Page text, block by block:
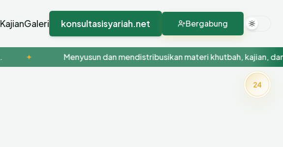
KajianGaleri konsultasisyariah.net Bergabung
Menyusun dan mendistribusikan materi khutbah, kajian, dan
24